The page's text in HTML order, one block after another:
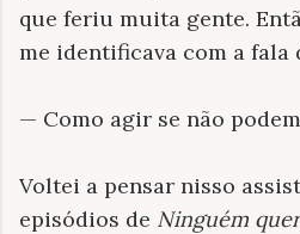
que feriu muita gente.
me identificava com a fala
— Como agir se não
Voltei a pensar nisso
episódios de Ninguém quer